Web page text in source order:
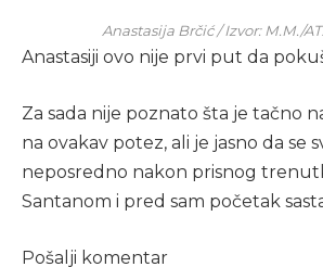
Anastasija Brčić / Izvor: M.M./
Anastasiji ovo nije prvi put da
Za sada nije poznato šta je tačno
na ovakav potez, ali je jasno da se
neposredno nakon prisnog
Santanom i pred sam početak
Pošalji komentar